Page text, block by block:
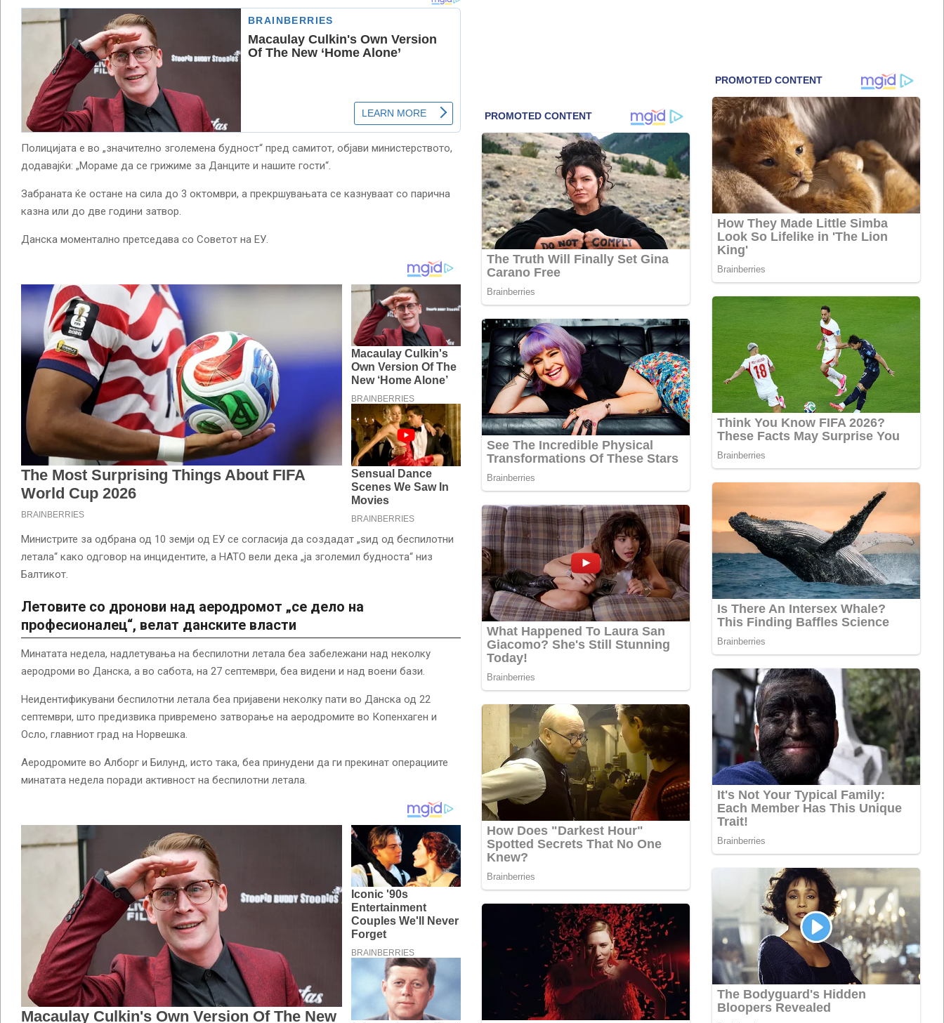
Полицијата е во „значително зголемена будност“ пред самитот, објави министерството,
додавајќи: „Мораме да се грижиме за Данците и нашите гости“.
Забраната ќе остане на сила до 3 октомври, а прекршувањата се казнуваат со парична
казна или до две години затвор.
Данска моментално претседава со Советот на ЕУ.
Министрите за одбрана од 10 земји од ЕУ се согласија да создадат „ѕид од беспилотни
летала“ како одговор на инцидентите, а НАТО вели дека „ја зголемил будноста“ низ
Балтикот.
Летовите со дронови над аеродромот „се дело на
професионалец“, велат данските власти
Минатата недела, надлетувања на беспилотни летала беа забележани над неколку
аеродроми во Данска, а во сабота, на 27 септември, беа видени и над воени бази.
Неидентификувани беспилотни летала беа пријавени неколку пати во Данска од 22
септември, што предизвика привремено затворање на аеродромите во Копенхаген и
Осло, главниот град на Норвешка.
Аеродромите во Алборг и Билунд, исто така, беа принудени да ги прекинат операциите
минатата недела поради активност на беспилотни летала.